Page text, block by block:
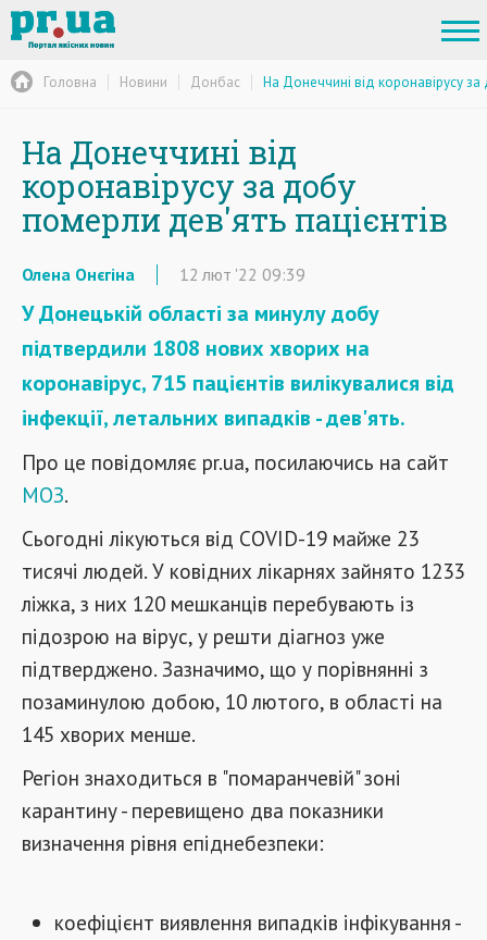
Головна Новини Донбас На Донеччині від коронавірусу
На Донеччині від
коронавірусу за добу
померли дев'ять пацієнтів
Олена Онєгіна 12 лют '22 09:39
У Донецькій області за минулу добу
підтвердили 1808 нових хворих на
коронавірус, 715 пацієнтів вилікувалися від
інфекції, летальних випадків - дев'ять.
Про це повідомляє pr.ua, посилаючись на сайт
МОЗ.
Сьогодні лікуються від COVID-19 майже 23
тисячі людей. У ковідних лікарнях зайнято 1233
ліжка, з них 120 мешканців перебувають із
підозрою на вірус, у решти діагноз уже
підтверджено. Зазначимо, що у порівнянні з
позаминулою добою, 10 лютого, в області на
145 хворих менше.
Регіон знаходиться в "помаранчевій" зоні
карантину - перевищено два показники
визначення рівня епіднебезпеки:
коефіцієнт виявлення випадків інфікування -